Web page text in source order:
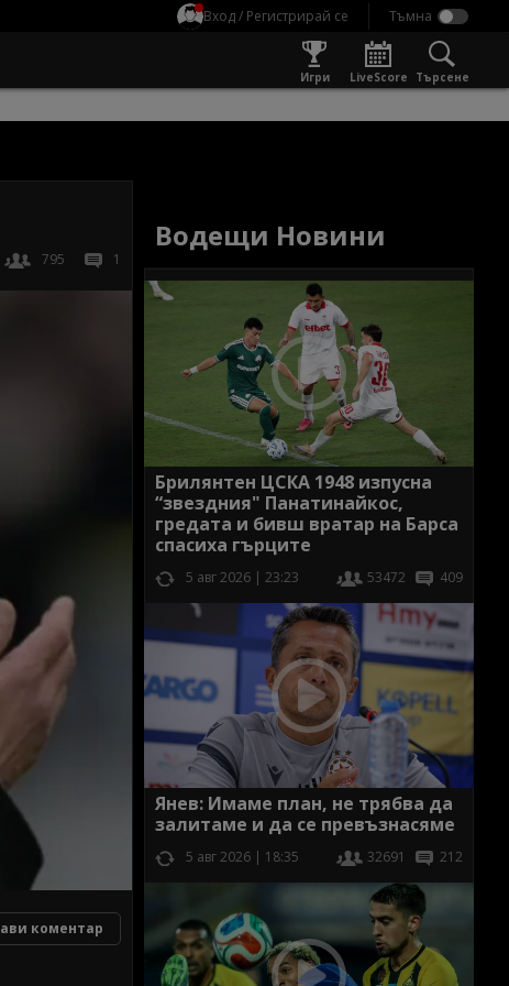
Вход / Регистрирай се
Игри LiveScore Търсене
795 1
коментар
Водещи Новини
Брилянтен ЦСКА 1948 изпусна
“звездния" Панатинайкос,
гредата и бивш вратар на Барса
спасиха гърците
5 авг 2026 | 23:23 53472 409
Янев: Имаме план, не трябва да
залитаме и да се превъзнасяме
5 авг 2026 | 18:35 32691 212